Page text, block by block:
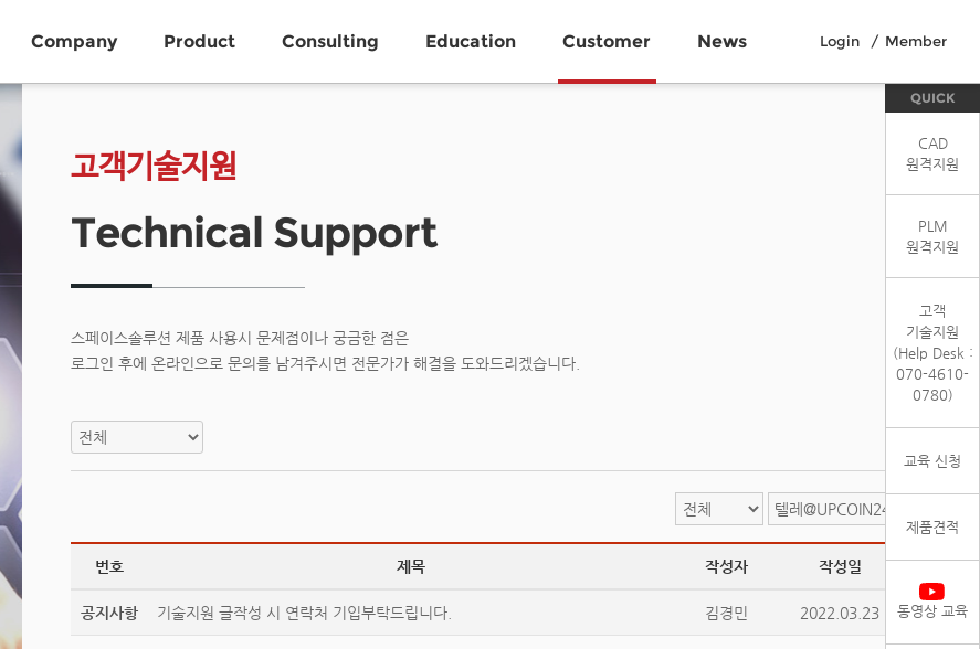
Company Product Consulting Education Customer News Login Member
QUICK
CAD
원격지원
PLM
원격지원
고객
기술지원
(Help Desk :
070-4610-
0780)
교육 신청
제품견적
동영상 교육
고객기술지원
Technical Support
스페이스솔루션 제품 사용시 문제점이나 궁금한 점은
로그인 후에 온라인으로 문의를 남겨주시면 전문가가 해결을 도와드리겠습니다.
번호 제목 작성자 작성일 조회
공지사항 기술지원 글작성 시 연락처 기입부탁드립니다. 김경민 2022.03.23 38184